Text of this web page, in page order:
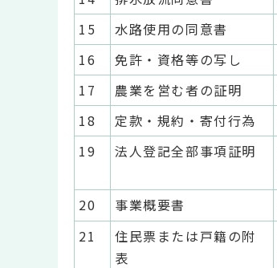
15
水路使用の同意書
16
免許・資格等の写し
17
農業を営む者の証明
18
定款・規約・寄付行為
19
法人登記全部事項証明
20
事業概要書
21
住民票または戸籍の附
表